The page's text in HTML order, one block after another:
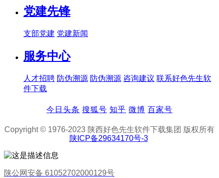
党建先锋
支部党建 党建新闻
服务中心
人才招聘 防伪溯源 防伪溯源 咨询建议 联系好色先生软
件下载
今日头条 搜狐号 知乎 微博 百家号
Copyright © 1976-2023 陕西好色先生软件下载集团 版权所有
陕ICP备29634170号-3
陕公网安备 61052702000129号